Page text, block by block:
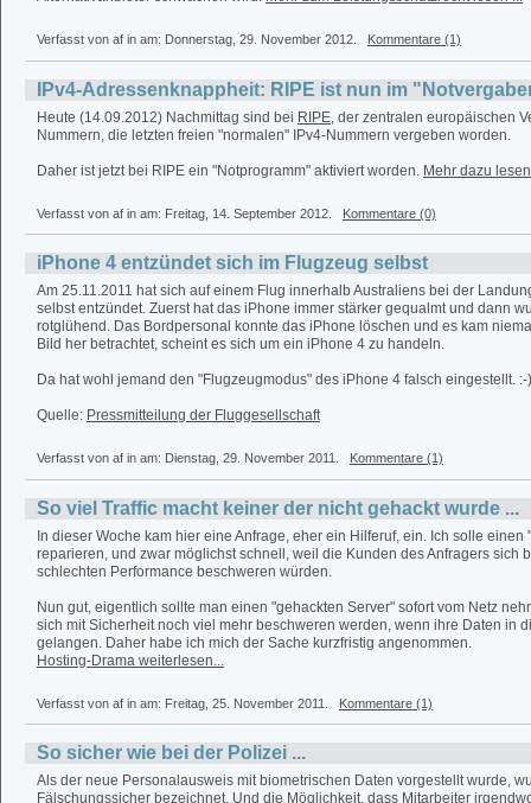
Verfasst von af in am: Donnerstag, 29. November 2012. Kommentare (1)
IPv4-Adressenknappheit: RIPE ist nun im
Heute (14.09.2012) Nachmittag sind bei RIPE, der zentralen europäischen
Nummern, die letzten freien "normalen" IPv4-Nummern vergeben worden.
Daher ist jetzt bei RIPE ein "Notprogramm" aktiviert worden. Mehr dazu
Verfasst von af in am: Freitag, 14. September 2012. Kommentare (0)
iPhone 4 entzündet sich im Flugzeug selbst
Am 25.11.2011 hat sich auf einem Flug innerhalb Australiens bei der
selbst entzündet. Zuerst hat das iPhone immer stärker gequalmt und dann
rotglühend. Das Bordpersonal konnte das iPhone löschen und es kam
Bild her betrachtet, scheint es sich um ein iPhone 4 zu handeln.
Da hat wohl jemand den "Flugzeugmodus" des iPhone 4 falsch eingestellt. :-)
Quelle: Pressmitteilung der Fluggesellschaft
Verfasst von af in am: Dienstag, 29. November 2011. Kommentare (1)
So viel Traffic macht keiner der nicht gehackt wurde ...
In dieser Woche kam hier eine Anfrage, eher ein Hilferuf, ein. Ich solle einen
reparieren, und zwar möglichst schnell, weil die Kunden des Anfragers sich
schlechten Performance beschweren würden.
Nun gut, eigentlich sollte man einen "gehackten Server" sofort vom Netz
sich mit Sicherheit noch viel mehr beschweren werden, wenn ihre Daten in
gelangen. Daher habe ich mich der Sache kurzfristig angenommen.
Hosting-Drama weiterlesen...
Verfasst von af in am: Freitag, 25. November 2011. Kommentare (1)
So sicher wie bei der Polizei ...
Als der neue Personalausweis mit biometrischen Daten vorgestellt wurde,
Fälschungssicher bezeichnet. Und die Möglichkeit, dass Mitarbeiter